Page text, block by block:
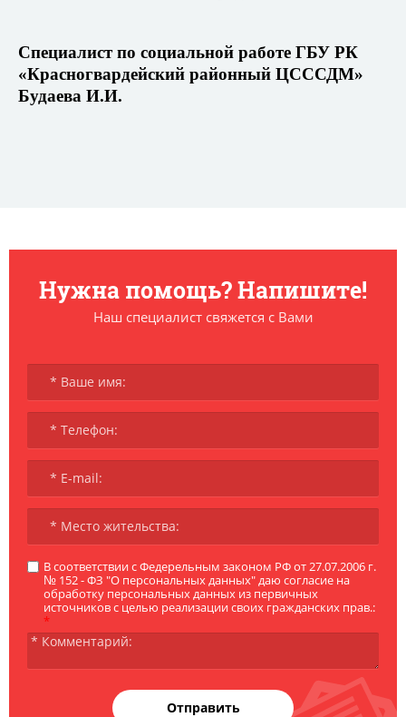
Специалист по социальной работе ГБУ РК
«Красногвардейский районный ЦСССДМ»
Будаева И.И.
Нужна помощь? Напишите!
Наш специалист свяжется с Вами
В соответствии с Федерельным законом РФ от 27.07.2006 г.
№ 152 - ФЗ "О персональных данных" даю согласие на
обработку персональных данных из первичных
источников с целью реализации своих гражданских прав.:
*
Отправить